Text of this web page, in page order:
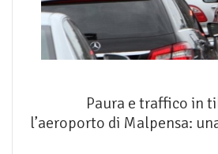
Paura e traffico in
l’aeroporto di Malpensa: